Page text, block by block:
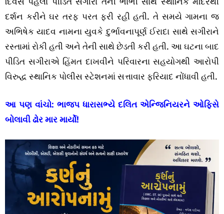
દર્શન કરીને ઘર તરફ પરત ફરી રહી હતી. તે સમયે ગામના જ
અભિષેક યાદવ નામના યુવકે દુર્ભાવનાપૂર્ણ ઈરાદા સાથે સગીરાને
રસ્તામાં રોકી હતી અને તેની સાથે છેડતી કરી હતી. આ ઘટના બાદ
પીડિત સગીરાએ હિંમત દાખવીને પરિવારના સહયોગથી આરોપી
વિરુદ્ધ સ્થાનિક પોલીસ સ્ટેશનમાં સત્તાવાર ફરિયાદ નોંધાવી હતી.
આ પણ વાંચો: ભાજપ ધારાસભ્યે દલિત એન્જિનિયરને ઓફિસે
બોલાવી ઢોર માર માર્યો!